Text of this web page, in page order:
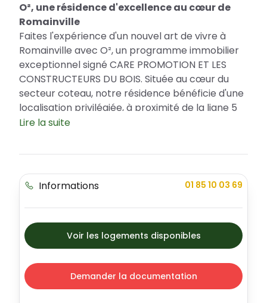
O², une résidence d'excellence au cœur de
Romainville
Faites l'expérience d'un nouvel art de vivre à
Romainville avec O², un programme immobilier
exceptionnel signé CARE PROMOTION ET LES
CONSTRUCTEURS DU BOIS. Située au cœur du
secteur coteau, notre résidence bénéficie d'une
localisation privilégiée, à proximité de la ligne 5
du métro, des commerces et des
dispositif JEANBRUN, bénéficiez d'une réduction
rentabilité. O² offre un cadre de vie unique,
alliance parfaite entre environnement
verdoyant et architecture moderne, avec une
gamme d'appartements du studio au 5 pièces,
incluant 9 duplex indépendants avec entrée
privative.
Un emplacement choisi pour votre bien-être
Nichée au coeur de la dynamique et attrayante
Lire la suite
Informations 01 85 10 03 69
Voir les logements disponibles
Demander la documentation